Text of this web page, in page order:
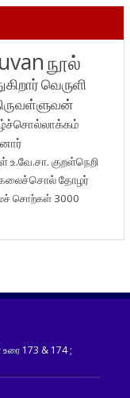
நூல்
வெருளி
உ.வே.சா. குறள்நெறி
தோழர்
சொற்கள் 3000
173 & 174 ;